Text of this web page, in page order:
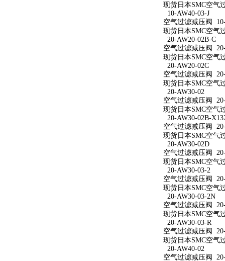
现货日本SMC空气
10-AW40-03-J
空气过滤减压阀
现货日本SMC空气
20-AW20-02B-C
空气过滤减压阀
现货日本SMC空气
20-AW20-02C
空气过滤减压阀
现货日本SMC空气
20-AW30-02
空气过滤减压阀
现货日本SMC空气
20-AW30-02B-
空气过滤减压阀
现货日本SMC空气
20-AW30-02D
空气过滤减压阀
现货日本SMC空气
20-AW30-03-2
空气过滤减压阀
现货日本SMC空气
20-AW30-03-2N
空气过滤减压阀
现货日本SMC空气
20-AW30-03-R
空气过滤减压阀
现货日本SMC空气
20-AW40-02
空气过滤减压阀